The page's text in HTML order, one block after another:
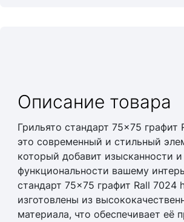
Описание товара
Грильято стандарт 75×75 графит
это современный и стильный
который добавит изысканности и
функциональности вашему
стандарт 75×75 графит Rall 7024
изготовлены из
материала, что обеспечивает её